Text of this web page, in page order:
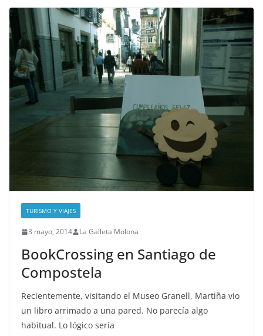
TURISMO Y VIAJES
3 mayo, 2014 La Galleta Molona
BookCrossing en Santiago de
Compostela
Recientemente, visitando el Museo Granell, Martiña vio
un libro arrimado a una pared. No parecía algo
habitual. Lo lógico sería